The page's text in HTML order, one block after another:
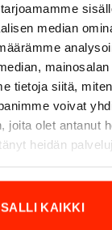
median
tietoja siitä,
voivat
joita olet antanut
heidän
SALLI KAIKKI
suunniteltu
kanssa, joiden
ratkaisuja.